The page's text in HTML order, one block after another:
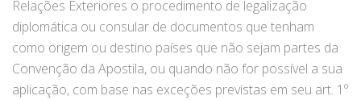
Relações Exteriores o procedimento de legalização
diplomática ou consular de documentos que tenham
como origem ou destino países que não sejam partes da
Convenção da Apostila, ou quando não for possível a sua
aplicação, com base nas exceções previstas em seu art. 1º